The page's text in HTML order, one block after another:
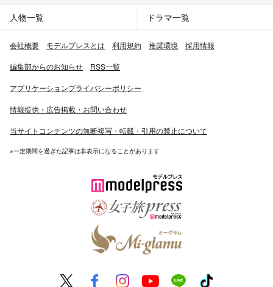
ーツ』が行った「第7回ドラマグランプリ」において、新
ょい』『1リットルの涙』（共にフジテレビ系・2005年）
と出演作が続き、『ザテレビジョン』が行った「ドラマア
ール）になった。
でメジャーデビュー。同年8月に関ジャニ∞として、シン
グル「浪花いろは節」でメジャーデビューを果たす。期間
ニーズ事務所としては初の試みであった。
2006年1月には初のソロライブ『錦戸亮 LIVE』を横浜ア
リーナ・大阪城ホールで公演した。
2008年にフジテレビ系列で放送されたドラマ『ラスト・
ント』（2008年8月号掲載）が行なった「上半期ヒット総
人物一覧 ドラマ一覧
会社概要 モデルプレスとは 利用規約 推奨環境 採用情報
編集部からのお知らせ RSS一覧
アプリケーションプライバシーポリシー
情報提供・広告掲載・お問い合わせ
当サイトコンテンツの無断複写・転載・引用の禁止について
※一定期間を過ぎた記事は非表示になることがあります